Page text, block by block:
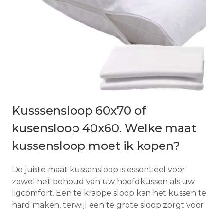
Kusssensloop 60x70 of
kusensloop 40x60. Welke maat
kussensloop moet ik kopen?
De juiste maat kussensloop is essentieel voor
zowel het behoud van uw hoofdkussen als uw
ligcomfort. Een te krappe sloop kan het kussen te
hard maken, terwijl een te grote sloop zorgt voor